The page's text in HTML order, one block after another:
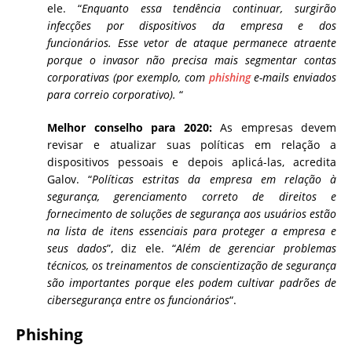
ele. “Enquanto essa tendência continuar, surgirão
infecções por dispositivos da empresa e dos
funcionários. Esse vetor de ataque permanece atraente
porque o invasor não precisa mais segmentar contas
corporativas (por exemplo, com phishing e-mails enviados
para correio corporativo). “
Melhor conselho para 2020:As empresas devem
revisar e atualizar suas políticas em relação a
dispositivos pessoais e depois aplicá-las, acredita
Galov. “Políticas estritas da empresa em relação à
segurança, gerenciamento correto de direitos e
fornecimento de soluções de segurança aos usuários estão
na lista de itens essenciais para proteger a empresa e
seus dados”, diz ele. “Além de gerenciar problemas
técnicos, os treinamentos de conscientização de segurança
são importantes porque eles podem cultivar padrões de
cibersegurança entre os funcionários“.
Phishing